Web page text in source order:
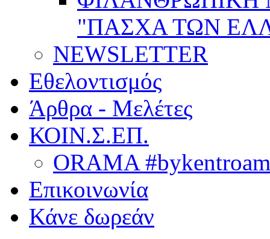
"ΠΑΣΧΑ ΤΩΝ
NEWSLETTER
Εθελοντισμός
Άρθρα - Μελέτες
ΚΟΙΝ.Σ.ΕΠ.
ORAMA
Επικοινωνία
Κάνε δωρεάν